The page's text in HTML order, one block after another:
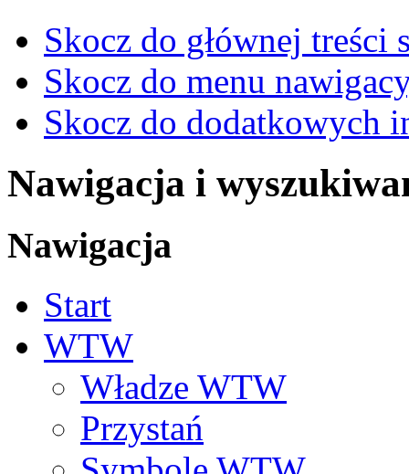
Skocz do głównej treści
Skocz do menu
Skocz do dodatkowych
Nawigacja i
Nawigacja
Start
WTW
Władze WTW
Przystań